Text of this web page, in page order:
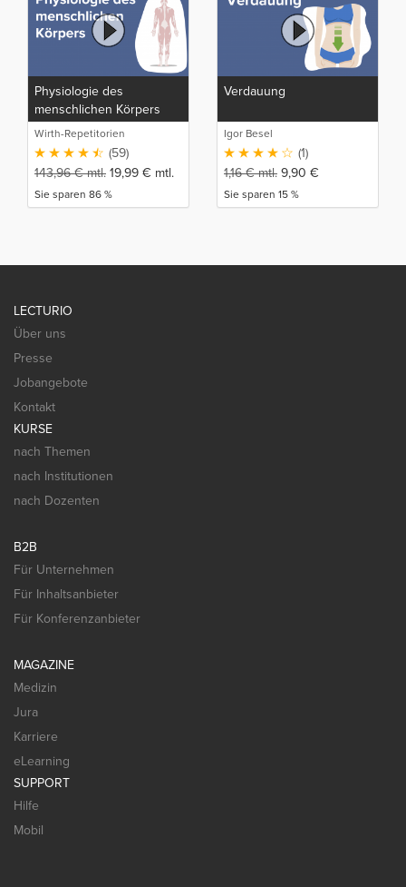
Physiologie des
menschlichen Körpers
Wirth-Repetitorien
(59)
143,96€mtl. 19,99 € mtl.
Sie sparen 86 %
Verdauung
Igor Besel
(1)
1,16€mtl. 9,90 €
Sie sparen 15 %
LECTURIO
Über uns
Presse
Jobangebote
Kontakt
KURSE
nach Themen
nach Institutionen
nach Dozenten
B2B
Für Unternehmen
Für Inhaltsanbieter
Für Konferenzanbieter
MAGAZINE
Medizin
Jura
Karriere
eLearning
SUPPORT
Hilfe
Mobil